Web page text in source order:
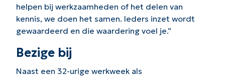
helpen bij werkzaamheden of het delen van
kennis, we doen het samen. Ieders inzet wordt
gewaardeerd en die waardering voel je.”
Bezige bij
Naast een 32-urige werkweek als